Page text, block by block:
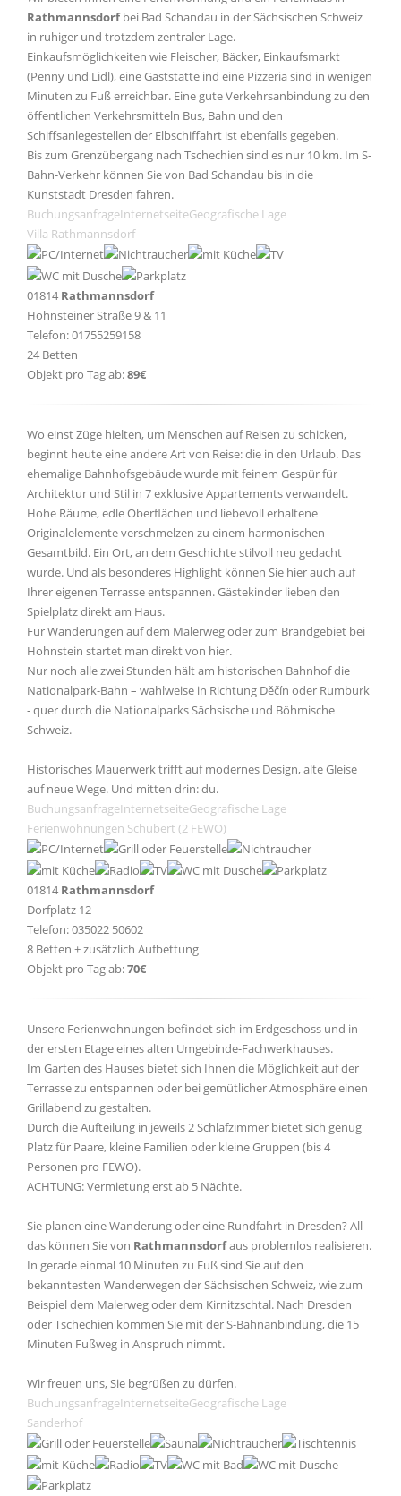
Rathmannsdorfbei Bad Schandau in der Sächsischen Schweiz
in ruhiger und trotzdem zentraler Lage.
Einkaufsmöglichkeiten wie Fleischer, Bäcker, Einkaufsmarkt
(Penny und Lidl), eine Gaststätte ind eine Pizzeria sind in wenigen
Minuten zu Fuß erreichbar. Eine gute Verkehrsanbindung zu den
öffentlichen Verkehrsmitteln Bus, Bahn und den
Schiffsanlegestellen der Elbschiffahrt ist ebenfalls gegeben.
Bis zum Grenzübergang nach Tschechien sind es nur 10 km. Im S-
Bahn-Verkehr können Sie von Bad Schandau bis in die
Kunststadt Dresden fahren.
BuchungsanfrageInternetseiteGeografische Lage
Villa Rathmannsdorf
01814 Rathmannsdorf
Hohnsteiner Straße 9 & 11
Telefon: 01755259158
24 Betten
Objekt pro Tag ab:89€
Wo einst Züge hielten, um Menschen auf Reisen zu schicken,
beginnt heute eine andere Art von Reise: die in den Urlaub. Das
ehemalige Bahnhofsgebäude wurde mit feinem Gespür für
Architektur und Stil in 7 exklusive Appartements verwandelt.
Hohe Räume, edle Oberflächen und liebevoll erhaltene
Originalelemente verschmelzen zu einem harmonischen
Gesamtbild. Ein Ort, an dem Geschichte stilvoll neu gedacht
wurde. Und als besonderes Highlight können Sie hier auch auf
Ihrer eigenen Terrasse entspannen. Gästekinder lieben den
Spielplatz direkt am Haus.
Für Wanderungen auf dem Malerweg oder zum Brandgebiet bei
Hohnstein startet man direkt von hier.
Nur noch alle zwei Stunden hält am historischen Bahnhof die
Nationalpark-Bahn – wahlweise in Richtung Děčín oder Rumburk
- quer durch die Nationalparks Sächsische und Böhmische
Schweiz.
Historisches Mauerwerk trifft auf modernes Design, alte Gleise
auf neue Wege. Und mitten drin: du.
BuchungsanfrageInternetseiteGeografische Lage
Ferienwohnungen Schubert (2 FEWO)
01814 Rathmannsdorf
Dorfplatz 12
Telefon: 035022 50602
8 Betten + zusätzlich Aufbettung
Objekt pro Tag ab:70€
Unsere Ferienwohnungen befindet sich im Erdgeschoss und in
der ersten Etage eines alten Umgebinde-Fachwerkhauses.
Im Garten des Hauses bietet sich Ihnen die Möglichkeit auf der
Terrasse zu entspannen oder bei gemütlicher Atmosphäre einen
Grillabend zu gestalten.
Durch die Aufteilung in jeweils 2 Schlafzimmer bietet sich genug
Platz für Paare, kleine Familien oder kleine Gruppen (bis 4
Personen pro FEWO).
ACHTUNG: Vermietung erst ab 5 Nächte.
Sie planen eine Wanderung oder eine Rundfahrt in Dresden? All
das können Sie von Rathmannsdorfaus problemlos realisieren.
In gerade einmal 10 Minuten zu Fuß sind Sie auf den
bekanntesten Wanderwegen der Sächsischen Schweiz, wie zum
Beispiel dem Malerweg oder dem Kirnitzschtal. Nach Dresden
oder Tschechien kommen Sie mit der S-Bahnanbindung, die 15
Minuten Fußweg in Anspruch nimmt.
Wir freuen uns, Sie begrüßen zu dürfen.
BuchungsanfrageInternetseiteGeografische Lage
Sanderhof